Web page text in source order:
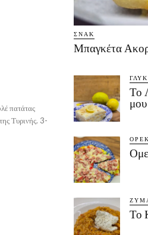
πατάτας
Τυρινής. 3-
ΣΝΑΚ
Μπαγκέτα
Το
μου
Το